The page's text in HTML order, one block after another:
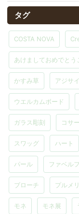
タグ
COSTA NOVA
あけましておめでとう
かすみ草 アジサイ
ウエルカムボード
ガラス彫刻 コサ
スワッグ ハート
パール ファベル
ブローチ プルメ
モネ モネ展